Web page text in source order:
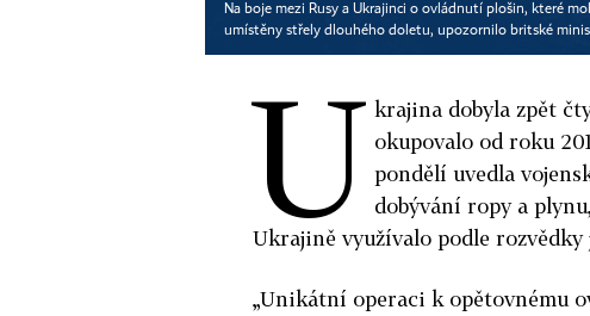
Na boje mezi Rusy a Ukrajinci o ovládnutí plošin, které
umístěny střely dlouhého doletu, upozornilo britské
U krajina dobyla zpět
okupovalo od roku
pondělí uvedla
dobývání ropy a
Ukrajině využívalo podle
„Unikátní operaci k opětovnému